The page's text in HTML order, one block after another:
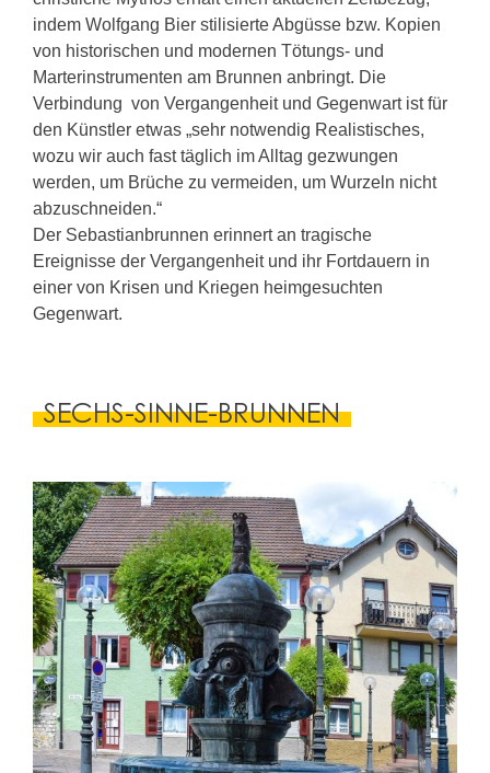
indem Wolfgang Bier stilisierte Abgüsse bzw. Kopien
von historischen und modernen Tötungs- und
Marterinstrumenten am Brunnen anbringt. Die
Verbindung von Vergangenheit und Gegenwart ist für
den Künstler etwas „sehr notwendig Realistisches,
wozu wir auch fast täglich im Alltag gezwungen
werden, um Brüche zu vermeiden, um Wurzeln nicht
abzuschneiden.“
Der Sebastianbrunnen erinnert an tragische
Ereignisse der Vergangenheit und ihr Fortdauern in
einer von Krisen und Kriegen heimgesuchten
Gegenwart.
SECHS-SINNE-BRUNNEN